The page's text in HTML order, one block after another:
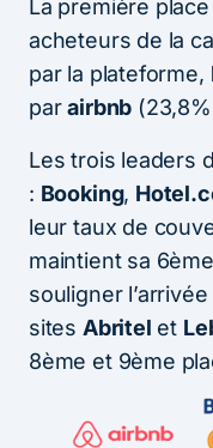
La première
acheteurs de la
par la plateforme,
parairbnb
Les trois leaders
: Booking,
leur taux de
maintient sa
souligner
sites Abritel et
8ème et 9ème